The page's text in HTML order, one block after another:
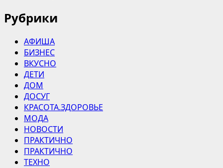
Рубрики
АФИША
БИЗНЕС
ВКУСНО
ДЕТИ
ДОМ
ДОСУГ
КРАСОТА.ЗДОРОВЬЕ
МОДА
НОВОСТИ
ПРАКТИЧНО
ПРАКТИЧНО
ТЕХНО